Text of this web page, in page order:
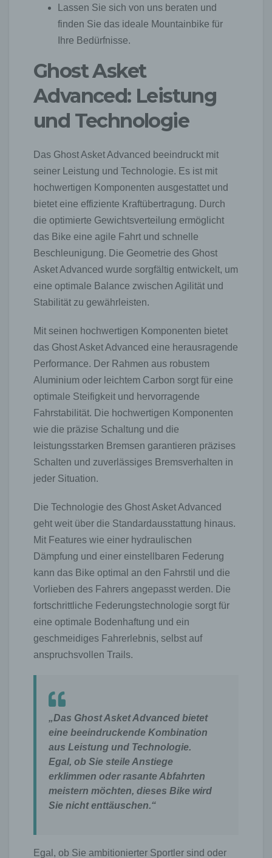
Lassen Sie sich von uns beraten und
finden Sie das ideale Mountainbike für
Ihre Bedürfnisse.
Ghost Asket
Advanced: Leistung
und Technologie
Das Ghost Asket Advanced beeindruckt mit
seiner Leistung und Technologie. Es ist mit
hochwertigen Komponenten ausgestattet und
bietet eine effiziente Kraftübertragung. Durch
die optimierte Gewichtsverteilung ermöglicht
das Bike eine agile Fahrt und schnelle
Beschleunigung. Die Geometrie des Ghost
Asket Advanced wurde sorgfältig entwickelt, um
eine optimale Balance zwischen Agilität und
Stabilität zu gewährleisten.
Mit seinen hochwertigen Komponenten bietet
das Ghost Asket Advanced eine herausragende
Performance. Der Rahmen aus robustem
Aluminium oder leichtem Carbon sorgt für eine
optimale Steifigkeit und hervorragende
Fahrstabilität. Die hochwertigen Komponenten
wie die präzise Schaltung und die
leistungsstarken Bremsen garantieren präzises
Schalten und zuverlässiges Bremsverhalten in
jeder Situation.
Die Technologie des Ghost Asket Advanced
geht weit über die Standardausstattung hinaus.
Mit Features wie einer hydraulischen
Dämpfung und einer einstellbaren Federung
kann das Bike optimal an den Fahrstil und die
Vorlieben des Fahrers angepasst werden. Die
fortschrittliche Federungstechnologie sorgt für
eine optimale Bodenhaftung und ein
geschmeidiges Fahrerlebnis, selbst auf
anspruchsvollen Trails.
„Das Ghost Asket Advanced bietet
eine beeindruckende Kombination
aus Leistung und Technologie.
Egal, ob Sie steile Anstiege
erklimmen oder rasante Abfahrten
meistern möchten, dieses Bike wird
Sie nicht enttäuschen.“
Egal, ob Sie ambitionierter Sportler sind oder